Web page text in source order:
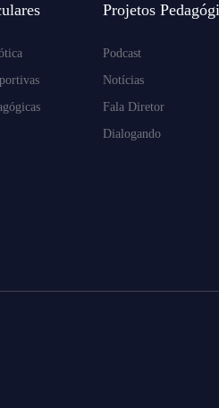
Projetos
Podcast
Notícias
Fala Diretor
Dialogando